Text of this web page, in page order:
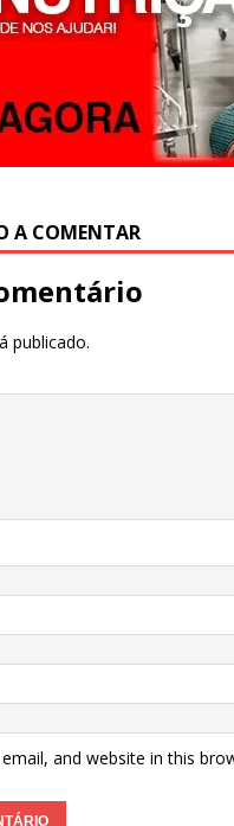
A COMENTAR
publicado.
and website in this